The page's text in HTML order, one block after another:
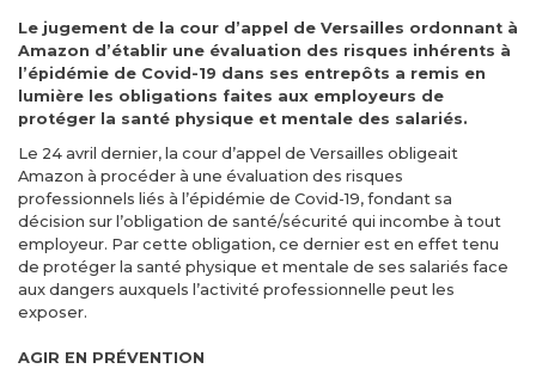
Le jugement de la cour d’appel de Versailles ordonnant à
Amazon d’établir une évaluation des risques inhérents à
l’épidémie de Covid-19 dans ses entrepôts a remis en
lumière les obligations faites aux employeurs de
protéger la santé physique et mentale des salariés.
Le 24 avril dernier, la cour d’appel de Versailles obligeait
Amazon à procéder à une évaluation des risques
professionnels liés à l’épidémie de Covid-19, fondant sa
décision sur l’obligation de santé/sécurité qui incombe à tout
employeur. Par cette obligation, ce dernier est en effet tenu
de protéger la santé physique et mentale de ses salariés face
aux dangers auxquels l’activité professionnelle peut les
exposer.
AGIR EN PRÉVENTION